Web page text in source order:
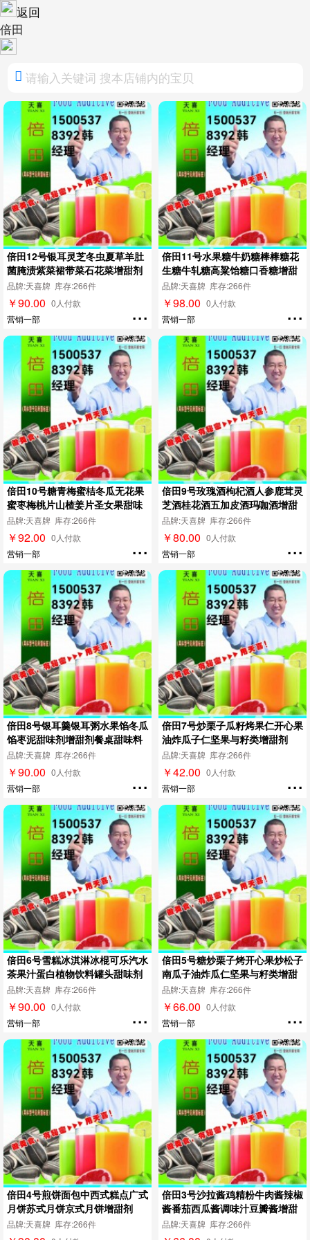
返回
倍田
倍田12号银耳灵芝冬虫夏草羊肚
菌腌渍紫菜裙带菜石花菜增甜剂
品牌:天喜牌 库存:266件
￥90.00 0人付款
营销一部
...
倍田11号水果糖牛奶糖棒棒糖花
生糖牛轧糖高粱饴糖口香糖增甜
剂
品牌:天喜牌 库存:266件
￥98.00 0人付款
营销一部
...
倍田10号糖青梅蜜桔冬瓜无花果
蜜枣梅桃片山楂姜片圣女果甜味
剂
品牌:天喜牌 库存:266件
￥92.00 0人付款
营销一部
...
倍田9号玫瑰酒枸杞酒人参鹿茸灵
芝酒桂花酒五加皮酒玛咖酒增甜
剂
品牌:天喜牌 库存:266件
￥80.00 0人付款
营销一部
...
倍田8号银耳羹银耳粥水果馅冬瓜
馅枣泥甜味剂增甜剂餐桌甜味料
品牌:天喜牌 库存:266件
￥90.00 0人付款
营销一部
...
倍田7号炒栗子瓜籽烤果仁开心果
油炸瓜子仁坚果与籽类增甜剂
品牌:天喜牌 库存:266件
￥42.00 0人付款
营销一部
...
倍田6号雪糕冰淇淋冰棍可乐汽水
茶果汁蛋白植物饮料罐头甜味剂
品牌:天喜牌 库存:266件
￥90.00 0人付款
营销一部
...
倍田5号糖炒栗子烤开心果炒松子
南瓜子油炸瓜仁坚果与籽类增甜
剂
品牌:天喜牌 库存:266件
￥66.00 0人付款
营销一部
...
倍田4号煎饼面包中西式糕点广式
月饼苏式月饼京式月饼增甜剂
品牌:天喜牌 库存:266件
倍田3号沙拉酱鸡精粉牛肉酱辣椒
酱番茄西瓜酱调味汁豆瓣酱增甜
剂
品牌:天喜牌 库存:266件